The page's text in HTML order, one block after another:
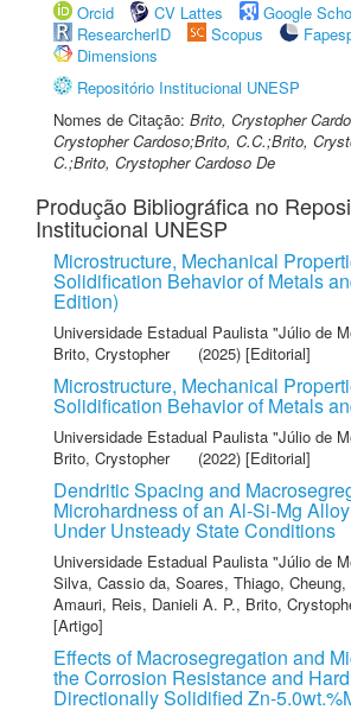
Orcid
CV Lattes
Google
ResearcherID
Scopus
Dimensions
Repositório Institucional UNESP
Nomes de Citação: Brito, Crystopher
Crystopher Cardoso;Brito, C.C.;Brito,
C.;Brito, Crystopher Cardoso De
Produção Bibliográfica no
Institucional UNESP
Microstructure, Mechanical
Solidification Behavior of Metals
Edition)
Universidade Estadual Paulista "Júlio de
Brito, Crystopher
(2025) [Editorial]
Microstructure, Mechanical
Solidification Behavior of Metals
Universidade Estadual Paulista "Júlio de
Brito, Crystopher
(2022) [Editorial]
Dendritic Spacing and
Microhardness of an Al-Si-Mg
Under Unsteady State Conditions
Universidade Estadual Paulista "Júlio de
Silva, Cassio da, Soares, Thiago, Cheung,
Amauri, Reis, Danieli A. P., Brito,
[Artigo]
Effects of Macrosegregation and
the Corrosion Resistance and
Directionally Solidified Zn-